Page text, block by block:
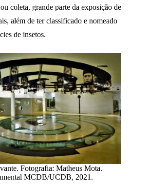
coleta, grande parte da exposição de
além de ter classificado e nomeado
de insetos.
Fotografia: Matheus Mota.
MCDB/UCDB, 2021.